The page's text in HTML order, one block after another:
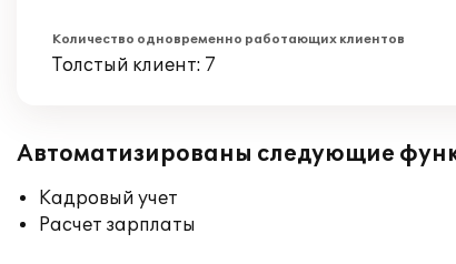
Количество одновременно работающих клиентов
Толстый клиент: 7
Автоматизированы следующие
Кадровый учет
Расчет зарплаты